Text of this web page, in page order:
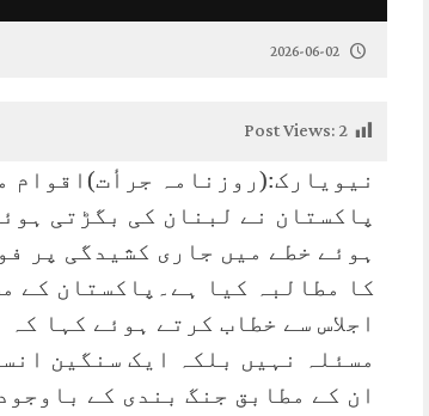
2026-06-02
Post Views:2
نیویارک:(روزنامہ جرأت)اقوام
پاکستان نے لبنان کی بگڑتی
ہوئے خطے میں جاری کشیدگی پر
کا مطالبہ کیا ہے۔پاکستان کے
اجلاس سے خطاب کرتے ہوئے کہا
مسئلہ نہیں بلکہ ایک سنگین
ان کے مطابق جنگ بندی کے